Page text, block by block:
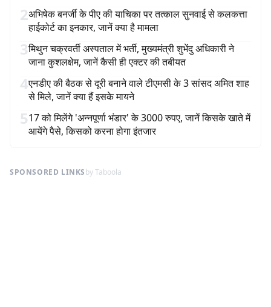
2अभिषेक बनर्जी के पीए की याचिका पर तत्काल सुनवाई से कलकत्ता
हाईकोर्ट का इनकार, जानें क्या है मामला
3मिथुन चक्रवर्ती अस्पताल में भर्ती, मुख्यमंत्री शुभेंदु अधिकारी ने
जाना कुशलक्षेम, जानें कैसी ही एक्टर की तबीयत
4एनडीए की बैठक से दूरी बनाने वाले टीएमसी के 3 सांसद अमित शाह
से मिले, जानें क्या हैं इसके मायने
517 को मिलेंगे 'अन्नपूर्णा भंडार' के 3000 रुपए, जानें किसके खाते में
आयेंगे पैसे, किसको करना होगा इंतजार
SPONSORED LINKSby Taboola